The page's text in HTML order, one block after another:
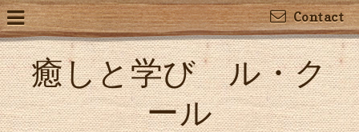
Contact
癒しと学び ル・ク
ール